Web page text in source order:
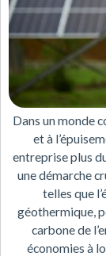
Dans un monde
et à
entreprise plus
une démarche
telles que
géothermique,
carbone de
économies à